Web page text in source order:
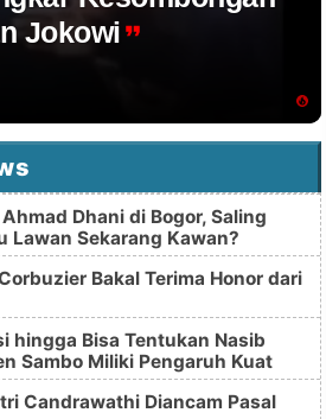
Jokowi
Dhani di Bogor, Saling
Lawan Sekarang Kawan?
Bakal Terima Honor dari
hingga Bisa Tentukan Nasib
Sambo Miliki Pengaruh Kuat
Candrawathi Diancam Pasal